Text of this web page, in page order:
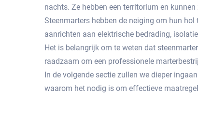
nachts. Ze hebben een territorium en
Steenmarters hebben de neiging om hun
aanrichten aan elektrische bedrading,
Het is belangrijk om te weten dat
raadzaam om een professionele
In de volgende sectie zullen we dieper
waarom het nodig is om effectieve